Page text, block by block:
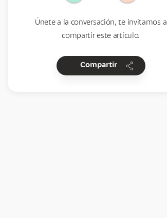
Únete a la conversación, te invitamos a
compartir este artículo.
Compartir share